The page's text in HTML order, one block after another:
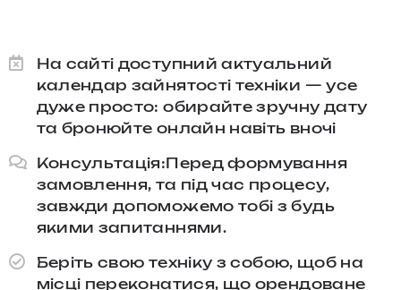
На сайті доступний актуальний
календар зайнятості техніки — усе
дуже просто: обирайте зручну дату
та бронюйте онлайн навіть вночі
Консультація:Перед формування
замовлення, та під час процесу,
завжди допоможемо тобі з будь
якими запитаннями.​
Беріть свою техніку з собою, щоб на
місці переконатися, що орендоване